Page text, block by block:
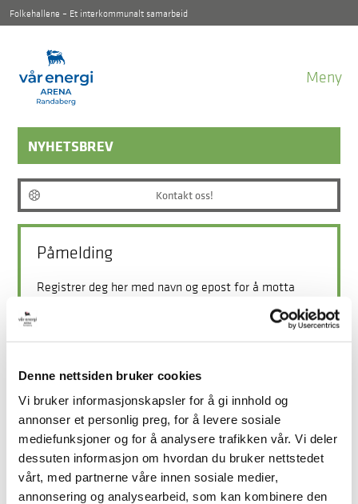
Denne nettsiden bruker cookies
Vi bruker informasjonskapsler for å gi innhold og
annonser et personlig preg, for å levere sosiale
mediefunksjoner og for å analysere trafikken vår. Vi deler
dessuten informasjon om hvordan du bruker nettstedet
vårt, med partnerne våre innen sosiale medier,
annonsering og analysearbeid, som kan kombinere den
Folkehallene – Et interkommunalt samarbeid
Meny
NYHETSBREV
Kontakt oss!
Påmelding
Registrer deg her med navn og epost for å motta
Etternavn:
Epost: